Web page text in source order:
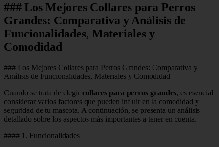
### Los Mejores Collares para Perros
Grandes: Comparativa y Análisis de
Funcionalidades, Materiales y
Comodidad
### Los Mejores Collares para Perros Grandes: Comparativa y
Análisis de Funcionalidades, Materiales y Comodidad
Cuando se trata de elegir collares para perros grandes, es esencial
considerar varios factores que pueden influir en la comodidad y
seguridad de tu mascota. A continuación, se presenta un análisis
detallado sobre los aspectos más importantes a tener en cuenta.
#### 1. Funcionalidades